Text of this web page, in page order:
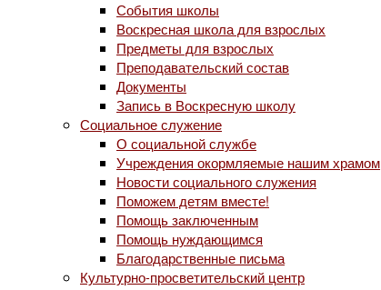
События школы
Воскресная школа для взрослых
Предметы для взрослых
Преподавательский состав
Документы
Запись в Воскресную школу
Социальное служение
О социальной службе
Учреждения окормляемые нашим храмом
Новости социального служения
Поможем детям вместе!
Помощь заключенным
Помощь нуждающимся
Благодарственные письма
Культурно-просветительский центр